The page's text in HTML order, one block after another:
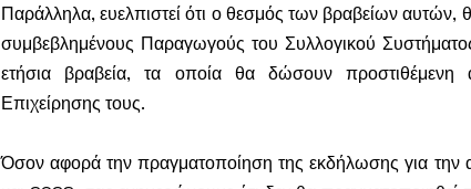
Παράλληλα, ευελπιστεί ότι ο θεσμός των βραβείων αυτών,
συμβεβλημένους Παραγωγούς του Συλλογικού
ετήσια βραβεία, τα οποία θα δώσουν προστιθέμενη
Επιχείρησης τους.
Όσον αφορά την πραγματοποίηση της εκδήλωσης για την